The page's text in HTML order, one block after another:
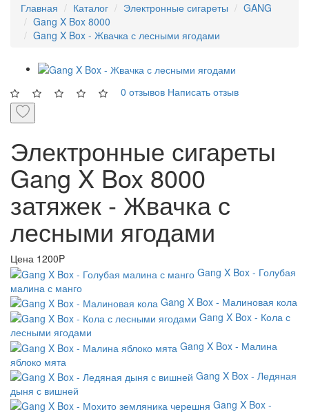
Главная
Каталог Электронные сигареты
GANG
Gang X Box 8000
Gang X Box - Жвачка с лесными ягодами
0 отзывов Написать отзыв
Электронные сигареты
Gang X Box 8000
затяжек - Жвачка с
лесными ягодами
Цена 1200P
Gang X Box - Голубая
малина с манго
Gang X Box - Малиновая кола
Gang X Box - Кола с
лесными ягодами
Gang X Box - Малина
яблоко мята
Gang X Box - Ледяная
дыня с вишней
Gang X Box -